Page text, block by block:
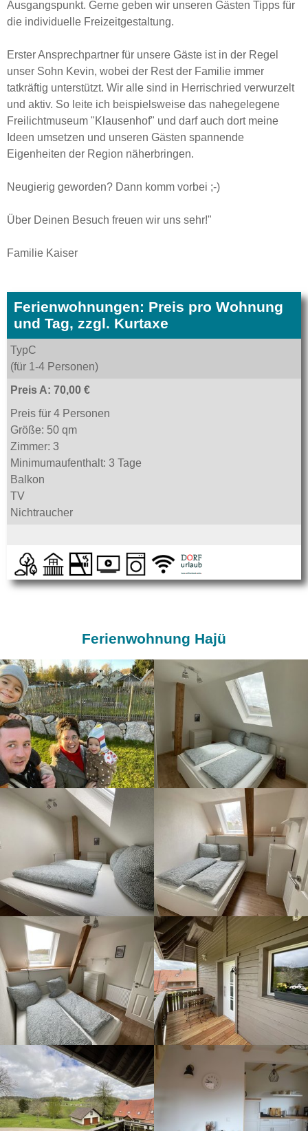
Ausgangspunkt. Gerne geben wir unseren Gästen Tipps für
die individuelle Freizeitgestaltung.
Erster Ansprechpartner für unsere Gäste ist in der Regel
unser Sohn Kevin, wobei der Rest der Familie immer
tatkräftig unterstützt. Wir alle sind in Herrischried verwurzelt
und aktiv. So leite ich beispielsweise das nahegelegene
Freilichtmuseum "Klausenhof" und darf auch dort meine
Ideen umsetzen und unseren Gästen spannende
Eigenheiten der Region näherbringen.
Neugierig geworden? Dann komm vorbei ;-)
Über Deinen Besuch freuen wir uns sehr!"
Familie Kaiser
Ferienwohnungen: Preis pro Wohnung
und Tag, zzgl. Kurtaxe
TypC
(für 1-4 Personen)
Preis A: 70,00 €
Preis für 4 Personen
Größe: 50 qm
Zimmer: 3
Minimumaufenthalt: 3 Tage
Balkon
TV
Nichtraucher
Ferienwohnung Hajü